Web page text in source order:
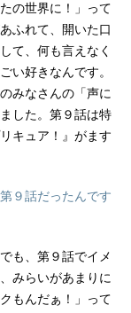
の世界に！」って
ふれて、開いた口
て、何も言えなく
好きなんです。
みなさんの「声に
した。第９話は特
キュア！』がます
９話だったんです
も、第９話でイメ
みらいがあまりに
もんだぁ！」って